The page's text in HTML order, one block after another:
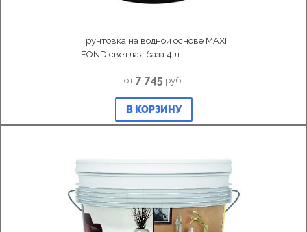
Грунтовка на водной основе MAXI
FOND светлая база 4 л
от 7 745 руб.
В КОРЗИНУ